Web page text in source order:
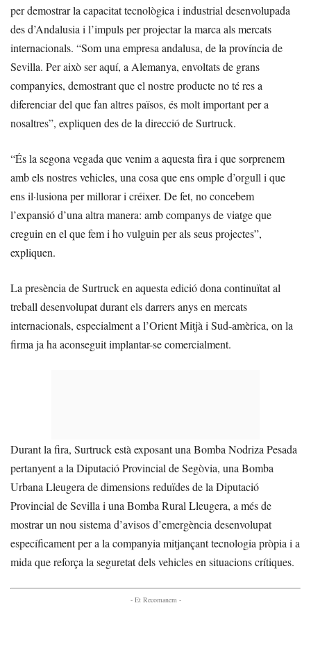
per demostrar la capacitat tecnològica i industrial desenvolupada
des d’Andalusia i l’impuls per projectar la marca als mercats
internacionals. “Som una empresa andalusa, de la província de
Sevilla. Per això ser aquí, a Alemanya, envoltats de grans
companyies, demostrant que el nostre producte no té res a
diferenciar del que fan altres països, és molt important per a
nosaltres”, expliquen des de la direcció de Surtruck.
“És la segona vegada que venim a aquesta fira i que sorprenem
amb els nostres vehicles, una cosa que ens omple d’orgull i que
ens il·lusiona per millorar i créixer. De fet, no concebem
l’expansió d’una altra manera: amb companys de viatge que
creguin en el que fem i ho vulguin per als seus projectes”,
expliquen.
La presència de Surtruck en aquesta edició dona continuïtat al
treball desenvolupat durant els darrers anys en mercats
internacionals, especialment a l’Orient Mitjà i Sud-amèrica, on la
firma ja ha aconseguit implantar-se comercialment.
Durant la fira, Surtruck està exposant una Bomba Nodriza Pesada
pertanyent a la Diputació Provincial de Segòvia, una Bomba
Urbana Lleugera de dimensions reduïdes de la Diputació
Provincial de Sevilla i una Bomba Rural Lleugera, a més de
mostrar un nou sistema d’avisos d’emergència desenvolupat
específicament per a la companyia mitjançant tecnologia pròpia i a
mida que reforça la seguretat dels vehicles en situacions crítiques.
- Et Recomanem -